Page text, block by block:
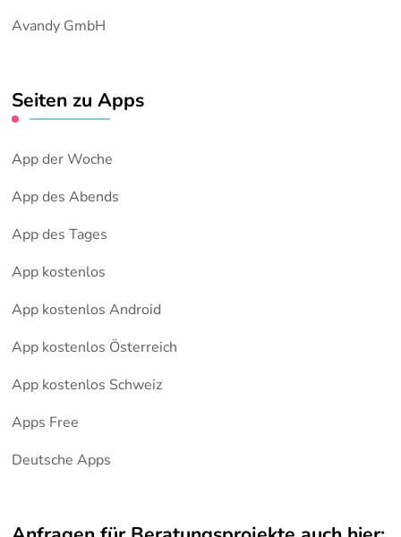
Avandy GmbH
Seiten zu Apps
App der Woche
App des Abends
App des Tages
App kostenlos
App kostenlos Android
App kostenlos Österreich
App kostenlos Schweiz
Apps Free
Deutsche Apps